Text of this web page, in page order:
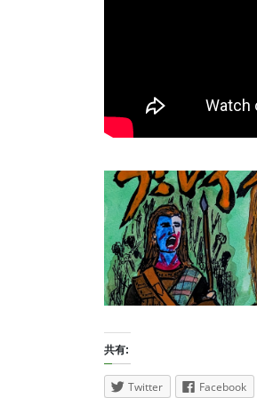
共有:
Twitter Facebook